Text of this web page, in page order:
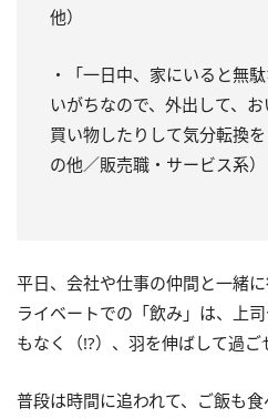
他）
・「一日中、家にいると無
いがちなので、外出して、お
買い物したりして気分転換
の他／販売職・サービス系）
平日、会社や仕事の仲間と一緒
ライベートでの「飲み」は、上
もなく（!?）、羽を伸ばして過ご
普段は時間に追われて、ご飯も